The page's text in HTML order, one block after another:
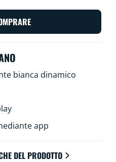
bianca dinamico
app
DEL PRODOTTO